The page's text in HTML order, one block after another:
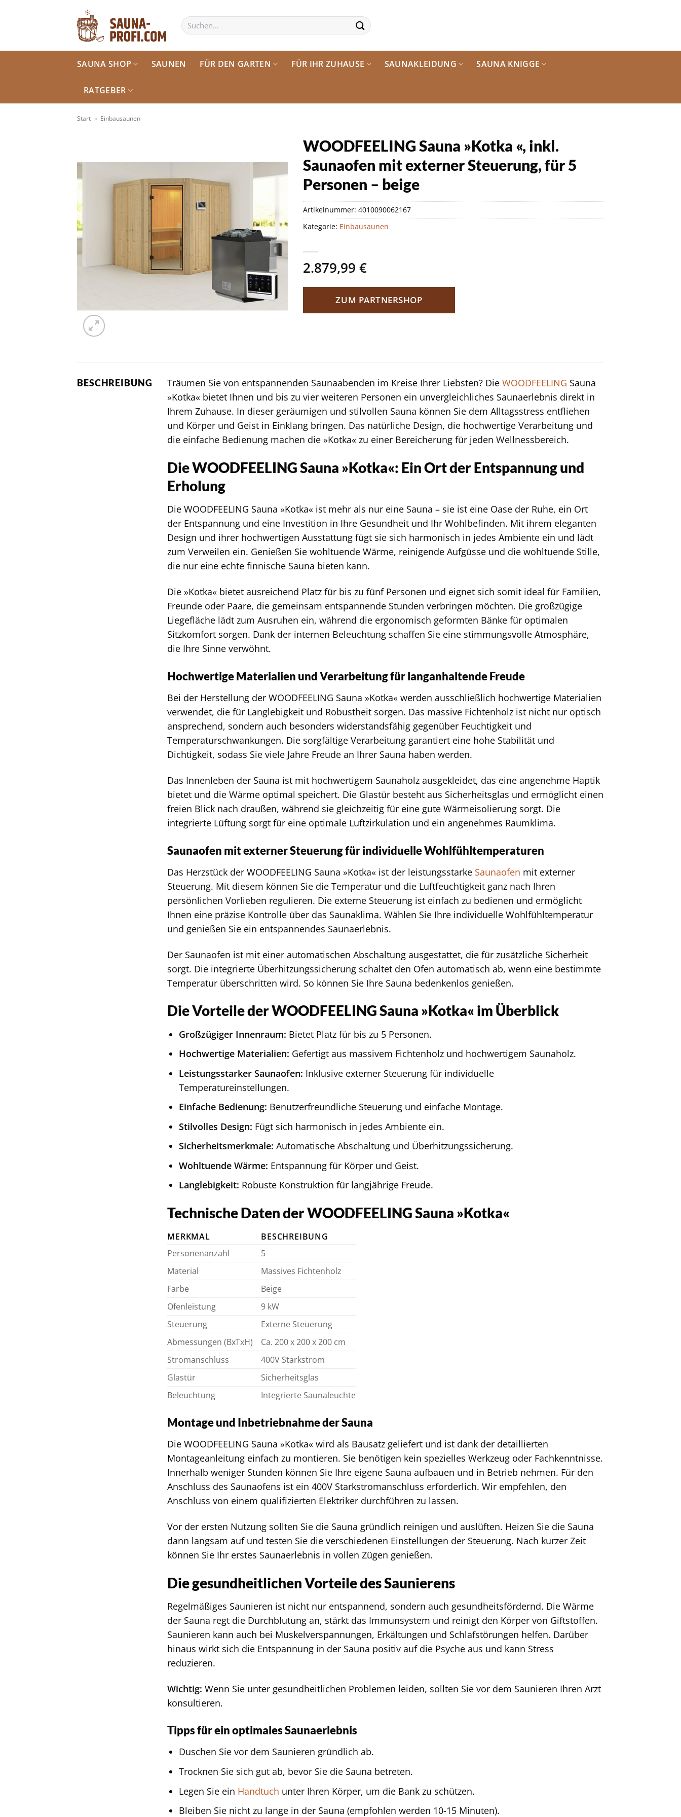
Suchen
nach:
SAUNA SHOP SAUNEN FÜR DEN GARTEN FÜR IHR ZUHAUSE SAUNAKLEIDUNG SAUNA KNIGGE
RATGEBER
Start » Einbausaunen
WOODFEELING Sauna »Kotka «, inkl.
Saunaofen mit externer Steuerung, für 5
Personen – beige
2.879,99 €
ZUM PARTNERSHOP
Artikelnummer: 4010090062167
Kategorie: Einbausaunen
BESCHREIBUNG Träumen Sie von entspannenden Saunaabenden im Kreise Ihrer Liebsten? DieWOODFEELING Sauna
»Kotka« bietet Ihnen und bis zu vier weiteren Personen ein unvergleichliches Saunaerlebnis direkt in
Ihrem Zuhause. In dieser geräumigen und stilvollen Sauna können Sie dem Alltagsstress entfliehen
und Körper und Geist in Einklang bringen. Das natürliche Design, die hochwertige Verarbeitung und
die einfache Bedienung machen die »Kotka« zu einer Bereicherung für jeden Wellnessbereich.
Die WOODFEELING Sauna »Kotka«: Ein Ort der Entspannung und
Erholung
Die WOODFEELING Sauna »Kotka« ist mehr als nur eine Sauna – sie ist eine Oase der Ruhe, ein Ort
der Entspannung und eine Investition in Ihre Gesundheit und Ihr Wohlbefinden. Mit ihrem eleganten
Design und ihrer hochwertigen Ausstattung fügt sie sich harmonisch in jedes Ambiente ein und lädt
zum Verweilen ein. Genießen Sie wohltuende Wärme, reinigende Aufgüsse und die wohltuende Stille,
die nur eine echte finnische Sauna bieten kann.
Die »Kotka« bietet ausreichend Platz für bis zu fünf Personen und eignet sich somit ideal für Familien,
Freunde oder Paare, die gemeinsam entspannende Stunden verbringen möchten. Die großzügige
Liegefläche lädt zum Ausruhen ein, während die ergonomisch geformten Bänke für optimalen
Sitzkomfort sorgen. Dank der internen Beleuchtung schaffen Sie eine stimmungsvolle Atmosphäre,
die Ihre Sinne verwöhnt.
Hochwertige Materialien und Verarbeitung für langanhaltende Freude
Bei der Herstellung der WOODFEELING Sauna »Kotka« werden ausschließlich hochwertige Materialien
verwendet, die für Langlebigkeit und Robustheit sorgen. Das massive Fichtenholz ist nicht nur optisch
ansprechend, sondern auch besonders widerstandsfähig gegenüber Feuchtigkeit und
Temperaturschwankungen. Die sorgfältige Verarbeitung garantiert eine hohe Stabilität und
Dichtigkeit, sodass Sie viele Jahre Freude an Ihrer Sauna haben werden.
Das Innenleben der Sauna ist mit hochwertigem Saunaholz ausgekleidet, das eine angenehme Haptik
bietet und die Wärme optimal speichert. Die Glastür besteht aus Sicherheitsglas und ermöglicht einen
freien Blick nach draußen, während sie gleichzeitig für eine gute Wärmeisolierung sorgt. Die
integrierte Lüftung sorgt für eine optimale Luftzirkulation und ein angenehmes Raumklima.
Saunaofen mit externer Steuerung für individuelle Wohlfühltemperaturen
Das Herzstück der WOODFEELING Sauna »Kotka« ist der leistungsstarke Saunaofen mit externer
Steuerung. Mit diesem können Sie die Temperatur und die Luftfeuchtigkeit ganz nach Ihren
persönlichen Vorlieben regulieren. Die externe Steuerung ist einfach zu bedienen und ermöglicht
Ihnen eine präzise Kontrolle über das Saunaklima. Wählen Sie Ihre individuelle Wohlfühltemperatur
und genießen Sie ein entspannendes Saunaerlebnis.
Der Saunaofen ist mit einer automatischen Abschaltung ausgestattet, die für zusätzliche Sicherheit
sorgt. Die integrierte Überhitzungssicherung schaltet den Ofen automatisch ab, wenn eine bestimmte
Temperatur überschritten wird. So können Sie Ihre Sauna bedenkenlos genießen.
Die Vorteile der WOODFEELING Sauna »Kotka« im Überblick
Großzügiger Innenraum: Bietet Platz für bis zu 5 Personen.
Hochwertige Materialien: Gefertigt aus massivem Fichtenholz und hochwertigem Saunaholz.
Leistungsstarker Saunaofen: Inklusive externer Steuerung für individuelle
Temperatureinstellungen.
Einfache Bedienung: Benutzerfreundliche Steuerung und einfache Montage.
Stilvolles Design: Fügt sich harmonisch in jedes Ambiente ein.
Sicherheitsmerkmale: Automatische Abschaltung und Überhitzungssicherung.
Wohltuende Wärme: Entspannung für Körper und Geist.
Langlebigkeit: Robuste Konstruktion für langjährige Freude.
Technische Daten der WOODFEELING Sauna »Kotka«
MERKMAL
BESCHREIBUNG
Personenanzahl
5
Material
Massives Fichtenholz
Farbe
Beige
Ofenleistung
9 kW
Steuerung
Externe Steuerung
Abmessungen (BxTxH)
Ca. 200 x 200 x 200 cm
Stromanschluss
400V Starkstrom
Glastür
Sicherheitsglas
Beleuchtung
Integrierte Saunaleuchte
Montage und Inbetriebnahme der Sauna
Die WOODFEELING Sauna »Kotka« wird als Bausatz geliefert und ist dank der detaillierten
Montageanleitung einfach zu montieren. Sie benötigen kein spezielles Werkzeug oder Fachkenntnisse.
Innerhalb weniger Stunden können Sie Ihre eigene Sauna aufbauen und in Betrieb nehmen. Für den
Anschluss des Saunaofens ist ein 400V Starkstromanschluss erforderlich. Wir empfehlen, den
Anschluss von einem qualifizierten Elektriker durchführen zu lassen.
Vor der ersten Nutzung sollten Sie die Sauna gründlich reinigen und auslüften. Heizen Sie die Sauna
dann langsam auf und testen Sie die verschiedenen Einstellungen der Steuerung. Nach kurzer Zeit
können Sie Ihr erstes Saunaerlebnis in vollen Zügen genießen.
Die gesundheitlichen Vorteile des Saunierens
Regelmäßiges Saunieren ist nicht nur entspannend, sondern auch gesundheitsfördernd. Die Wärme
der Sauna regt die Durchblutung an, stärkt das Immunsystem und reinigt den Körper von Giftstoffen.
Saunieren kann auch bei Muskelverspannungen, Erkältungen und Schlafstörungen helfen. Darüber
hinaus wirkt sich die Entspannung in der Sauna positiv auf die Psyche aus und kann Stress
reduzieren.
Wichtig: Wenn Sie unter gesundheitlichen Problemen leiden, sollten Sie vor dem Saunieren Ihren Arzt
konsultieren.
Tipps für ein optimales Saunaerlebnis
Duschen Sie vor dem Saunieren gründlich ab.
Trocknen Sie sich gut ab, bevor Sie die Sauna betreten.
Legen Sie ein Handtuch unter Ihren Körper, um die Bank zu schützen.
Bleiben Sie nicht zu lange in der Sauna (empfohlen werden 10-15 Minuten).